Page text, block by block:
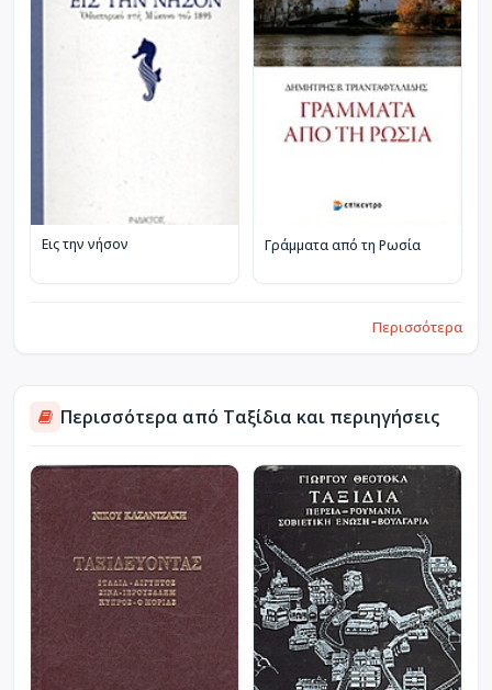
Εις την νήσον Γράμματα από τη Ρωσία
Περισσότερα
Περισσότερα από Ταξίδια και περιηγήσεις